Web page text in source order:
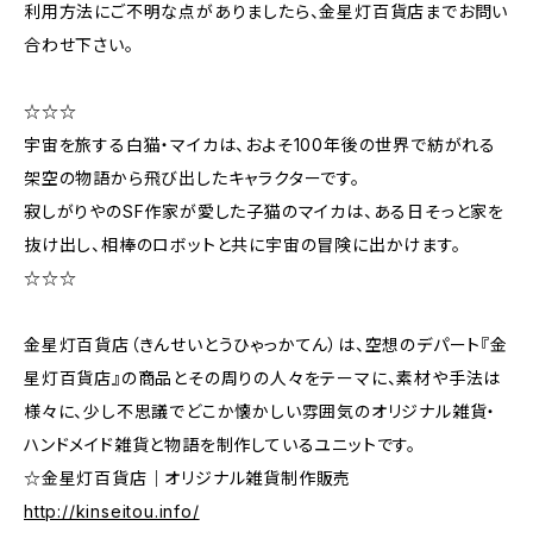
利用方法にご不明な点がありましたら、金星灯百貨店までお問い
合わせ下さい。
☆☆☆
宇宙を旅する白猫・マイカは、およそ100年後の世界で紡がれる
架空の物語から飛び出したキャラクターです。
寂しがりやのSF作家が愛した子猫のマイカは、ある日そっと家を
抜け出し、相棒のロボットと共に宇宙の冒険に出かけます。
☆☆☆
金星灯百貨店（きんせいとうひゃっかてん）は、空想のデパート『金
星灯百貨店』の商品とその周りの人々をテーマに、素材や手法は
様々に、少し不思議でどこか懐かしい雰囲気のオリジナル雑貨・
ハンドメイド雑貨と物語を制作しているユニットです。
☆金星灯百貨店｜オリジナル雑貨制作販売
http://kinseitou.info/